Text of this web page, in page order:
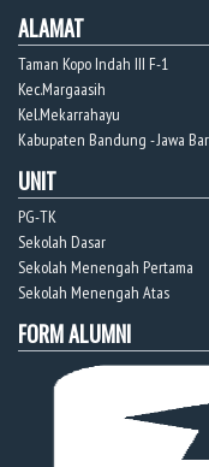
ALAMAT
Taman Kopo Indah III F-1
Kec.Margaasih
Kel.Mekarrahayu
Kabupaten Bandung - Jawa
UNIT
PG-TK
Sekolah Dasar
Sekolah Menengah Pertama
Sekolah Menengah Atas
FORM ALUMNI